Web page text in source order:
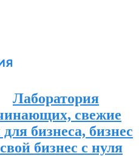
Лаборатория
свежие
бизнеса, бизнес
бизнес с нуля